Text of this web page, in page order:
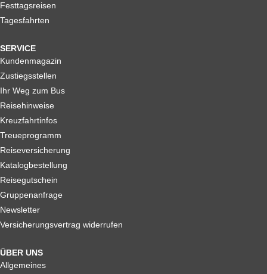
Festtagsreisen
Tagesfahrten
SERVICE
Kundenmagazin
Zustiegsstellen
Ihr Weg zum Bus
Reisehinweise
Kreuzfahrtinfos
Treueprogramm
Reiseversicherung
Katalogbestellung
Reisegutschein
Gruppenanfrage
Newsletter
Versicherungsvertrag widerrufen
ÜBER UNS
Allgemeines